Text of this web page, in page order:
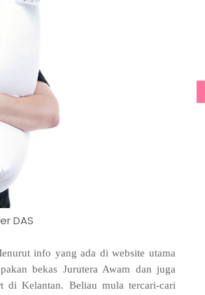
DAS
info yang ada di website utama
bekas Jurutera Awam dan juga
di Kelantan. Beliau mula tercari-cari